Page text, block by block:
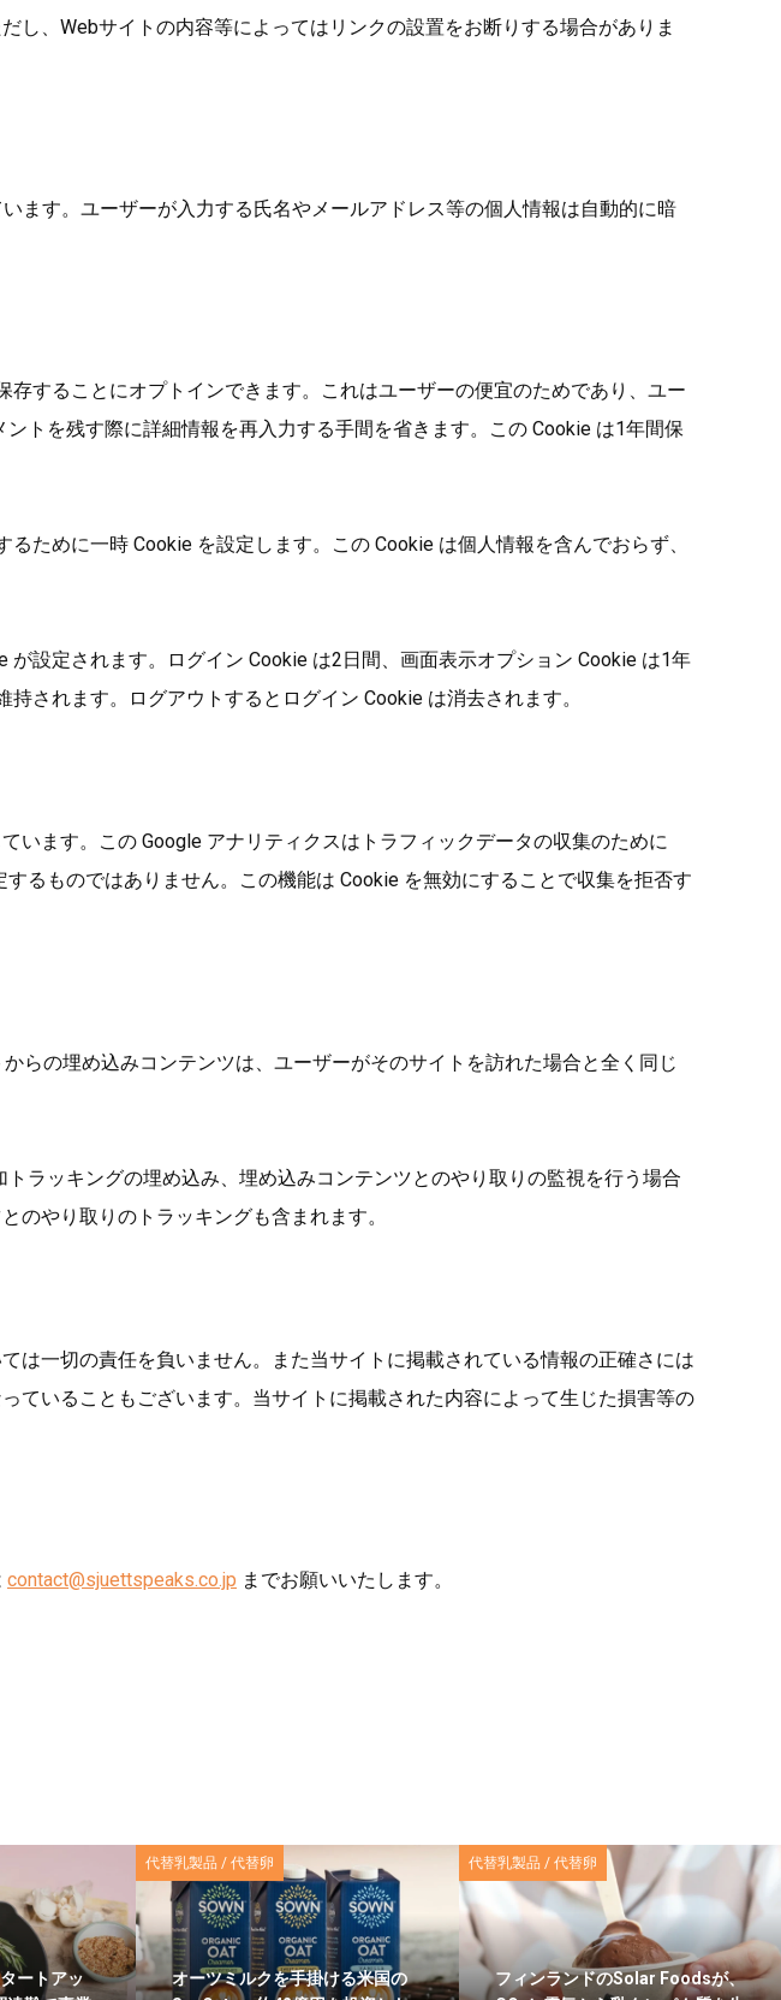
、Webサイトの内容等によってはリンクの設置をお断りする場合がありま
ます。ユーザーが入力する氏名やメールアドレス等の個人情報は自動的に暗
することにオプトインできます。これはユーザーの便宜のためであり、ユー
トを残す際に詳細情報を再入力する手間を省きます。この Cookie は1年間保
ために一時 Cookie を設定します。この Cookie は個人情報を含んでおらず、
設定されます。ログイン Cookie は2日間、画面表示オプション Cookie は1年
されます。ログアウトするとログイン Cookie は消去されます。
います。この Google アナリティクスはトラフィックデータの収集のために
るものではありません。この機能は Cookie を無効にすることで収集を拒否す
らの埋め込みコンテンツは、ユーザーがそのサイトを訪れた場合と全く同じ
ラッキングの埋め込み、埋め込みコンテンツとのやり取りの監視を行う場合
のやり取りのトラッキングも含まれます。
は一切の責任を負いません。また当サイトに掲載されている情報の正確さには
ていることもございます。当サイトに掲載された内容によって生じた損害等の
contact@sjuettspeaks.co.jp までお願いいたします。
ートアッ
代替乳製品 / 代替卵
オーツミルクを手掛ける米国の
代替乳製品 / 代替卵
フィンランドのSolar Foodsが、